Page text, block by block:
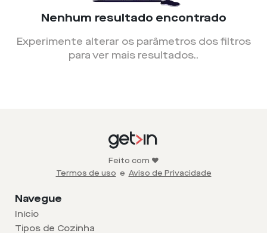
Nenhum resultado encontrado
Experimente alterar os parâmetros dos filtros
para ver mais resultados..
Feito com ❤️
Termos de uso e Aviso de Privacidade
Navegue
Início
Tipos de Cozinha